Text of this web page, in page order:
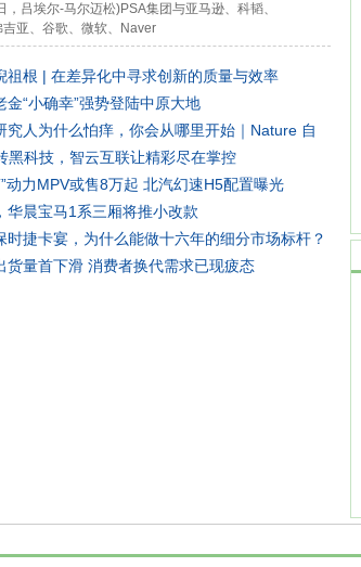
，吕埃尔-马尔迈松)PSA集团与亚马逊、科韬、
吉亚、谷歌、微软、Naver
祖根 | 在差异化中寻求创新的质量与效率
金“小确幸”强势登陆中原大地
究人为什么怕痒，你会从哪里开始｜Nature 自
黑科技，智云互联让精彩尽在掌控
动力MPV或售8万起 北汽幻速H5配置曝光
华晨宝马1系三厢将推小改款
时捷卡宴，为什么能做十六年的细分市场标杆？
货量首下滑 消费者换代需求已现疲态